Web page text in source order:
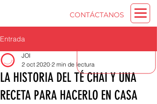
CONTÁCTANOS
Entrada
LA HISTORIA DEL TÉ CHAI Y UNA
RECETA PARA HACERLO EN CASA
JOI
2 oct 2020 2 min de lectura